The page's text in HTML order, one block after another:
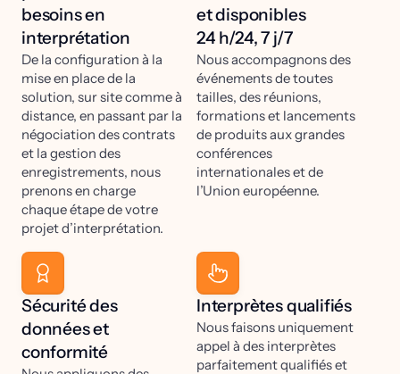
besoins en
interprétation
De la configuration à la
mise en place de la
solution, sur site comme à
distance, en passant par la
négociation des contrats
et la gestion des
enregistrements, nous
prenons en charge
chaque étape de votre
projet d’interprétation.
et disponibles
24 h/24, 7 j/7
Nous accompagnons des
événements de toutes
tailles, des réunions,
formations et lancements
de produits aux grandes
conférences
internationales et de
l’Union européenne.
Sécurité des
données et
conformité
Interprètes qualifiés
Nous faisons uniquement
appel à des interprètes
parfaitement qualifiés et